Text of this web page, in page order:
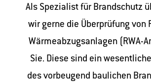
Als Spezialist für Brandschutz
wir gerne die Überprüfung von
Wärmeabzugsanlagen (RWA-
Sie. Diese sind ein
des vorbeugend baulichen